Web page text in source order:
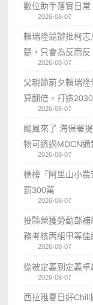
數位助手落實日常
2026-08-07
賴瑞隆競辦批柯
楚，只會為反而反
2026-08-07
父親節前夕賴瑞
算翻倍，打造
2026-08-07
颱風來了 海保署
物可透過MDCN通
2026-08-07
標榜「阿里山小
罰300萬
2026-08-07
投縣榮獲勞動部
務考核丙組甲等佳
2026-08-07
從被定義到定義
2026-08-07
西拉雅夏日好